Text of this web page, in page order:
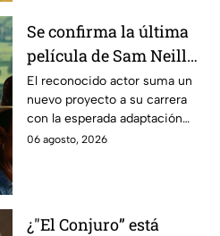
Se confirma la última
película de Sam Neill
antes de morir: esto es
lo que se sabe hasta
ahora
El reconocido actor suma un
nuevo proyecto a su carrera
con la esperada adaptación
cinematográfica del popular
06 agosto, 2026
¿"El Conjuro” está